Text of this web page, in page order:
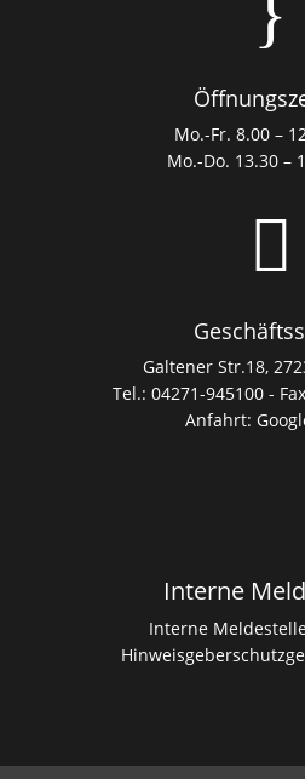
Mo.-Fr. 8.00 –
Mo.-Do. 13.30 –

Galtener Str.18,
Tel.: 04271-945100 -
Anfahrt:
Interne
Interne